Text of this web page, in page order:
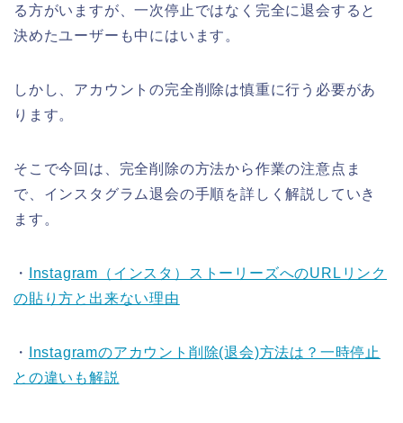
る方がいますが、一次停止ではなく完全に退会すると
決めたユーザーも中にはいます。
しかし、アカウントの完全削除は慎重に行う必要があ
ります。
そこで今回は、完全削除の方法から作業の注意点ま
で、インスタグラム退会の手順を詳しく解説していき
ます。
・
Instagram（インスタ）ストーリーズへのURLリンク
の貼り方と出来ない理由
・
Instagramのアカウント削除(退会)方法は？一時停止
との違いも解説